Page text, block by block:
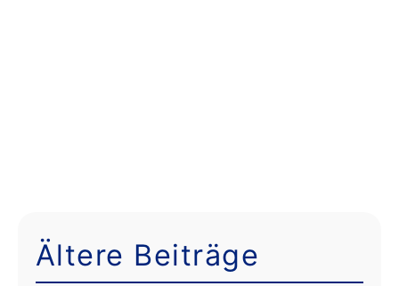
Ältere Beiträge